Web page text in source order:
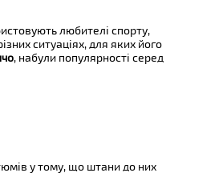
любителі спорту,
ситуаціях, для яких його
, набули популярності серед
у тому, що штани до них